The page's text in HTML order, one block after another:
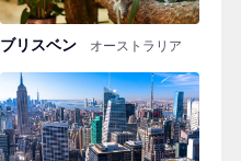
ブリスベン オーストラリア